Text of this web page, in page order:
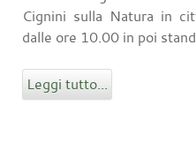
Cignini sulla Natura in
dalle ore 10.00 in poi
Leggi tutto...